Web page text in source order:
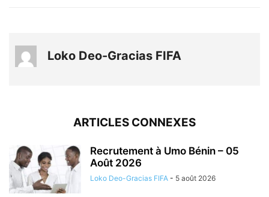
Loko Deo-Gracias FIFA
ARTICLES CONNEXES
Recrutement à Umo Bénin – 05
Août 2026
Loko Deo-Gracias FIFA - 5 août 2026